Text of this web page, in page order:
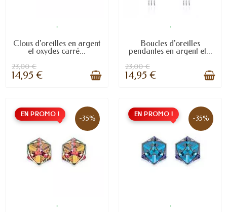
.
Clous d'oreilles en argent
et oxydes carré...
23,00 €
14,95 €
.
Boucles d'oreilles
pendantes en argent et...
23,00 €
14,95 €
EN PROMO ! -35%
.
EN PROMO ! -35%
.